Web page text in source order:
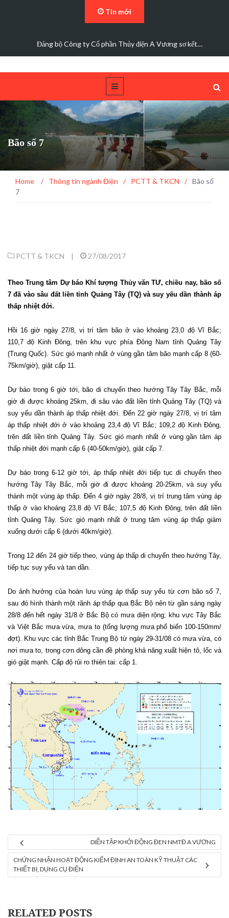
Tin mới
Đảng bộ Công ty Cổ phần Thủy điện A Vương sơ kết…
Bão số 7
Home / Thông tin ngành Điện / PCTT & TKCN / Bão số
7
PCTT & TKCN | 27/08/2017
Theo Trung tâm Dự báo Khí tượng Thủy văn TƯ, chiều nay, bão số
7 đã vào sâu đất liền tỉnh Quảng Tây (TQ) và suy yếu dần thành áp
thấp nhiệt đới.
Hồi 16 giờ ngày 27/8, vị trí tâm bão ở vào khoảng 23,0 độ Vĩ Bắc;
110,7 độ Kinh Đông, trên khu vực phía Đông Nam tỉnh Quảng Tây
(Trung Quốc). Sức gió mạnh nhất ở vùng gần tâm bão mạnh cấp 8 (60-
75km/giờ), giật cấp 11.
Dự báo trong 6 giờ tới, bão di chuyển theo hướng Tây Tây Bắc, mỗi
giờ đi được khoảng 25km, đi sâu vào đất liền tỉnh Quảng Tây (TQ) và
suy yếu dần thành áp thấp nhiệt đới. Đến 22 giờ ngày 27/8, vị trí tâm
áp thấp nhiệt đới ở vào khoảng 23,4 độ Vĩ Bắc; 109,2 độ Kinh Đông,
trên đất liền tỉnh Quảng Tây. Sức gió mạnh nhất ở vùng gần tâm áp
thấp nhiệt đới mạnh cấp 6 (40-50km/giờ), giật cấp 7.
Dự báo trong 6-12 giờ tới, áp thấp nhiệt đới tiếp tục di chuyển theo
hướng Tây Tây Bắc, mỗi giờ đi được khoảng 20-25km, và suy yếu
thành một vùng áp thấp. Đến 4 giờ ngày 28/8, vị trí trung tâm vùng áp
thấp ở vào khoảng 23,8 độ Vĩ Bắc; 107,5 độ Kinh Đông, trên đất liền
tỉnh Quảng Tây. Sức gió mạnh nhất ở trung tâm vùng áp thấp giảm
xuống dưới cấp 6 (dưới 40km/giờ).
Trong 12 đến 24 giờ tiếp theo, vùng áp thấp di chuyển theo hướng Tây,
tiếp tục suy yếu và tan dần.
Do ảnh hưởng của hoàn lưu vùng áp thấp suy yếu từ cơn bão số 7,
sau đó hình thành một rãnh áp thấp qua Bắc Bộ nên từ gần sáng ngày
28/8 đến hết ngày 31/8 ở Bắc Bộ có mưa diện rộng; khu vực Tây Bắc
và Việt Bắc mưa vừa, mưa to (tổng lượng mưa phổ biến 100-150mm/
đợt). Khu vực các tỉnh Bắc Trung Bộ từ ngày 29-31/08 có mưa vừa, có
nơi mưa to, trong cơn dông cần đề phòng khả năng xuất hiện tô, lốc và
gió giật mạnh. Cấp độ rủi ro thiên tai: cấp 1.
DIỄN TẬP KHỞI ĐỘNG ĐEN NMTĐ A VƯƠNG
CHỨNG NHẬN HOẠT ĐỘNG KIỂM ĐỊNH AN TOÀN KỸ THUẬT CÁC
THIẾT BỊ, DỤNG CỤ ĐIỆN
RELATED POSTS